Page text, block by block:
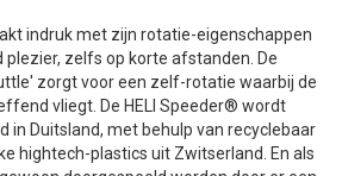
indruk met zijn rotatie-eigenschappen
zelfs op korte afstanden. De
zorgt voor een zelf-rotatie waarbij de
vliegt. De HELI Speeder® wordt
in Duitsland, met behulp van recyclebaar
hightech-plastics uit Zwitserland. En als